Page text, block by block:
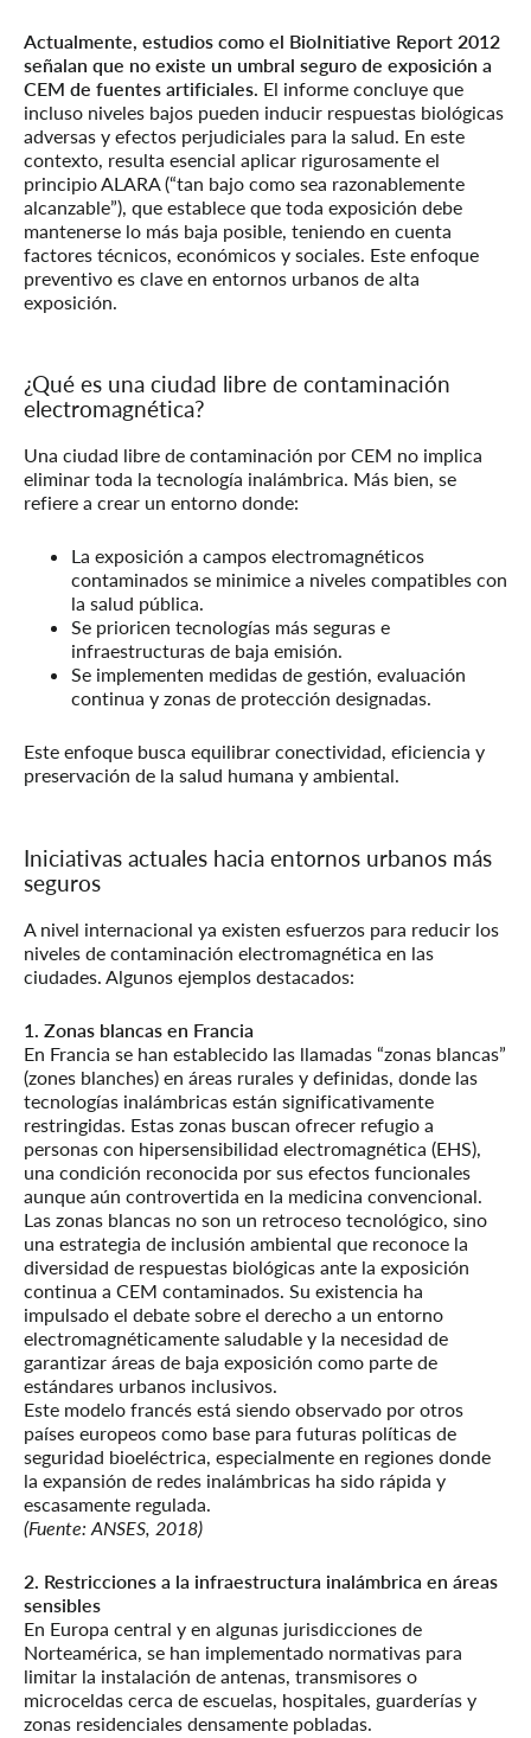
Actualmente, estudios como el BioInitiative Report 2012
señalan que no existe un umbral seguro de exposición a
CEM de fuentes artificiales. El informe concluye que
incluso niveles bajos pueden inducir respuestas biológicas
adversas y efectos perjudiciales para la salud. En este
contexto, resulta esencial aplicar rigurosamente el
principio ALARA (“tan bajo como sea razonablemente
alcanzable”), que establece que toda exposición debe
mantenerse lo más baja posible, teniendo en cuenta
factores técnicos, económicos y sociales. Este enfoque
preventivo es clave en entornos urbanos de alta
exposición.
¿Qué es una ciudad libre de contaminación
electromagnética?
Una ciudad libre de contaminación por CEM no implica
eliminar toda la tecnología inalámbrica. Más bien, se
refiere a crear un entorno donde:
La exposición a campos electromagnéticos
contaminados se minimice a niveles compatibles con
la salud pública.
Se prioricen tecnologías más seguras e
infraestructuras de baja emisión.
Se implementen medidas de gestión, evaluación
continua y zonas de protección designadas.
Este enfoque busca equilibrar conectividad, eficiencia y
preservación de la salud humana y ambiental.
Iniciativas actuales hacia entornos urbanos más
seguros
A nivel internacional ya existen esfuerzos para reducir los
niveles de contaminación electromagnética en las
ciudades. Algunos ejemplos destacados:
1. Zonas blancas en Francia
En Francia se han establecido las llamadas “zonas blancas”
(zones blanches) en áreas rurales y definidas, donde las
tecnologías inalámbricas están significativamente
restringidas. Estas zonas buscan ofrecer refugio a
personas con hipersensibilidad electromagnética (EHS),
una condición reconocida por sus efectos funcionales
aunque aún controvertida en la medicina convencional.
Las zonas blancas no son un retroceso tecnológico, sino
una estrategia de inclusión ambiental que reconoce la
diversidad de respuestas biológicas ante la exposición
continua a CEM contaminados. Su existencia ha
impulsado el debate sobre el derecho a un entorno
electromagnéticamente saludable y la necesidad de
garantizar áreas de baja exposición como parte de
estándares urbanos inclusivos.
Este modelo francés está siendo observado por otros
países europeos como base para futuras políticas de
seguridad bioeléctrica, especialmente en regiones donde
la expansión de redes inalámbricas ha sido rápida y
escasamente regulada.
(Fuente: ANSES, 2018)
2. Restricciones a la infraestructura inalámbrica en áreas
sensibles
En Europa central y en algunas jurisdicciones de
Norteamérica, se han implementado normativas para
limitar la instalación de antenas, transmisores o
microceldas cerca de escuelas, hospitales, guarderías y
zonas residenciales densamente pobladas.